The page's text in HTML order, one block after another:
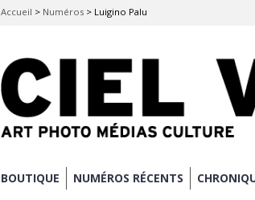
Accueil > Numéros > Luigino Palu
Aller
BOUTIQUE NUMÉROS RÉCENTS